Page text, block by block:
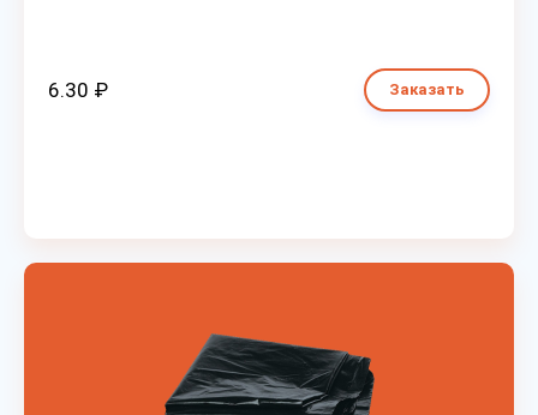
6.30 ₽ Заказать